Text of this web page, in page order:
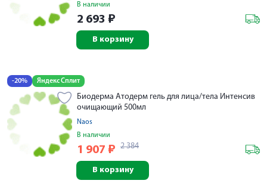
В наличии
2 693 ₽
В корзину
-20% Яндекс Сплит
Биодерма Атодерм гель для лица/тела Интенсив
очищающий 500мл
Naos
В наличии
1 907 ₽ 2 384
В корзину